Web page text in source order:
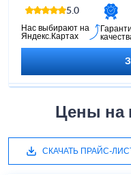
самостоятельно
качественное
полное соответствие
Не теряйте время и
5.0
Нас выбирают на
Яндекс.Картах
Цены на
СКАЧАТЬ ПРАЙС-